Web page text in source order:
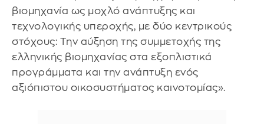
βιομηχανία ως μοχλό ανάπτυξης και
τεχνολογικής υπεροχής, με δύο κεντρικούς
στόχους: Την αύξηση της συμμετοχής της
ελληνικής βιομηχανίας στα εξοπλιστικά
προγράμματα και την ανάπτυξη ενός
αξιόπιστου οικοσυστήματος καινοτομίας».